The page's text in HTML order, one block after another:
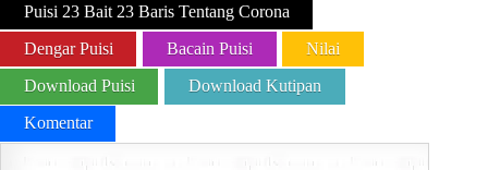
Puisi 23 Bait 23 Baris Tentang Corona
Dengar Puisi Bacain Puisi Nilai
Download Puisi Download Kutipan
Komentar